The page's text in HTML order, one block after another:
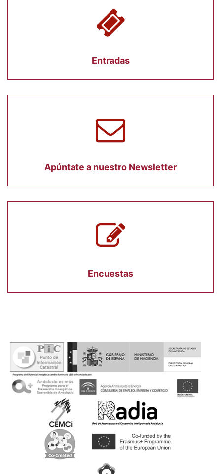
Entradas
Apúntate a nuestro Newsletter
Encuestas